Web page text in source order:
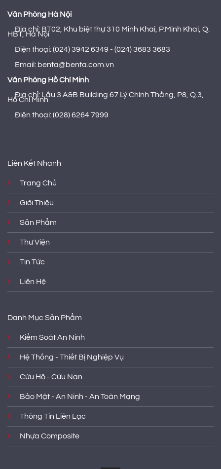
Văn Phòng Hà Nội
Địa chỉ: BT02, Khu biệt thự 310 Minh Khai, P.Minh Khai, Q.
HBT, Hà Nội
Điện thoại: (024) 3942 6349 - (024) 3683 3683
Email: benta@benta.com.vn
Văn Phòng Hồ Chí Minh
Địa chỉ: Lầu 3 A&B Building 67 Lý Chính Thắng, P8, Q.3,
Hồ Chí Minh
Điện thoại: (028) 6264 7999
Liên Kết Nhanh
Trang Chủ
Giới Thiệu
Sản Phẩm
Thư Viện
Tin Tức
Liên Hệ
Danh Mục Sản Phẩm
Kiểm Soát An Ninh
Hệ Thống - Thiết Bị Nghiệp Vụ
Cứu Hộ - Cứu Nạn
Bảo Mật - An Ninh - An Toàn Mạng
Thông Tin Liên Lạc
Nhựa Composite